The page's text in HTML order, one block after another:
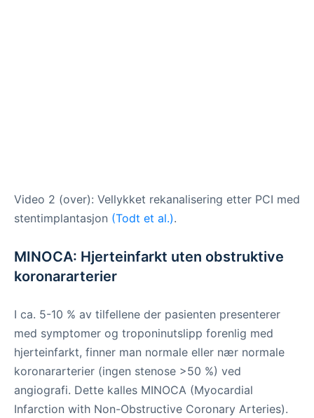
Video 2 (over): Vellykket rekanalisering etter PCI med
stentimplantasjon (Todt et al.).
MINOCA: Hjerteinfarkt uten obstruktive
koronararterier
I ca. 5-10 % av tilfellene der pasienten presenterer
med symptomer og troponinutslipp forenlig med
hjerteinfarkt, finner man normale eller nær normale
koronararterier (ingen stenose >50 %) ved
angiografi. Dette kalles MINOCA (Myocardial
Infarction with Non-Obstructive Coronary Arteries).